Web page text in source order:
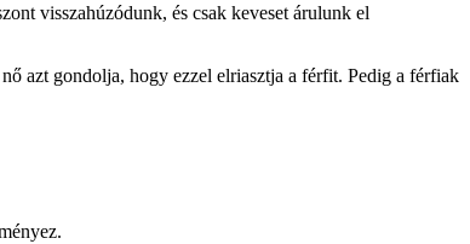
visszahúzódunk, és csak keveset árulunk el
nő azt gondolja, hogy ezzel elriasztja a férfit. Pedig a férfiak